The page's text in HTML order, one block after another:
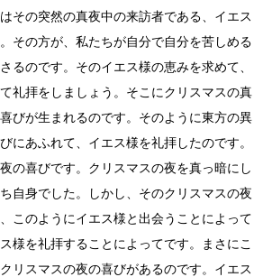
その突然の真夜中の来訪者である、イエス
その方が、私たちが自分で自分を苦しめる
るのです。そのイエス様の恵みを求めて、
礼拝をしましょう。そこにクリスマスの真
びが生まれるのです。そのように東方の異
にあふれて、イエス様を礼拝したのです。
の喜びです。クリスマスの夜を真っ暗にし
自身でした。しかし、そのクリスマスの夜
このようにイエス様と出会うことによって
様を礼拝することによってです。まさにこ
リスマスの夜の喜びがあるのです。イエス